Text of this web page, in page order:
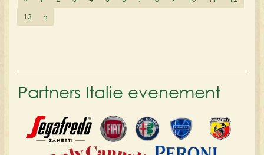
13
»
Partners Italie evenement